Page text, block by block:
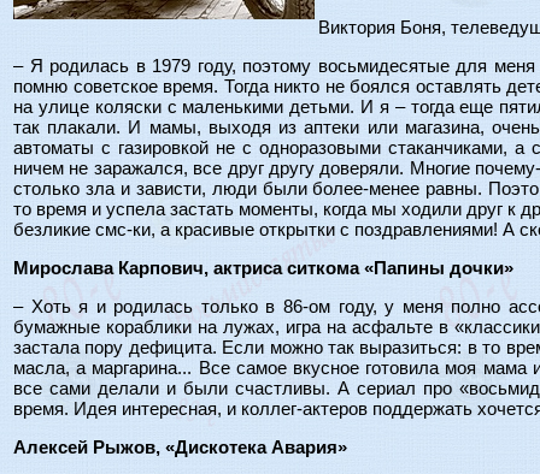
Виктория Боня,
– Я родилась в 1979 году, поэтому восьмидесятые для
помню советское время. Тогда никто не боялся оставлять
на улице коляски с маленькими детьми. И я – тогда еще
так плакали. И мамы, выходя из аптеки или магазина,
автоматы с газировкой не с одноразовыми стаканчиками,
ничем не заражался, все друг другу доверяли. Многие
столько зла и зависти, люди были более-менее равны.
то время и успела застать моменты, когда мы ходили друг к
безликие смс-ки, а красивые открытки с поздравлениями! А
Мирослава Карпович, актриса ситкома «Папины дочки»
– Хоть я и родилась только в 86-ом году, у меня полно
бумажные кораблики на лужах, игра на асфальте в
застала пору дефицита. Если можно так выразиться: в то
масла, а маргарина... Все самое вкусное готовила моя
все сами делали и были счастливы. А сериал про
время. Идея интересная, и коллег-актеров поддержать
Алексей Рыжов, «Дискотека Авария»